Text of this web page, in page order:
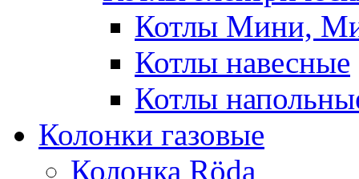
Котлы Мини,
Котлы навесные
Котлы
Колонки газовые
Колонка Rӧda